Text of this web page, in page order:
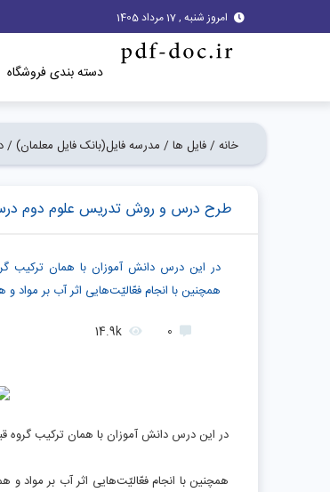
امروز شنبه , 17 مرداد 1405
دسته بندی فروشگاه
خانه /فایل ها / مدرسه فایل(بانک فایل معلمان) /
طرح درس و روش تدریس علوم دوم درس13 بعد از
در این درس دانش آموزان با همان ترکیب
همچنین با انجام فعّالیّت‌هایی اثر آب بر مواد
0
14.9k
در این درس دانش آموزان با همان ترکیب گروه
همچنین با انجام فعّالیّت‌هایی اثر آب بر مواد